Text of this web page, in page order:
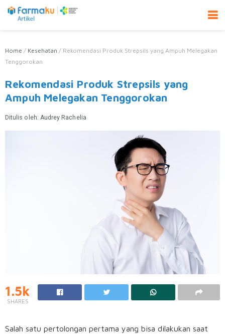
Home / Kesehatan / Rekomendasi Produk Strepsils yang Ampuh Melegakan
Tenggorokan
Rekomendasi Produk Strepsils yang
Ampuh Melegakan Tenggorokan
Ditulis oleh: Audrey Rachelia
1.5k
SHARES
Salah satu pertolongan pertama yang bisa dilakukan saat